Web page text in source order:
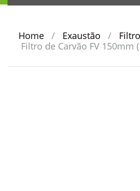
content
Home / Exaustão /
Filtro de Carvão FV 150mm